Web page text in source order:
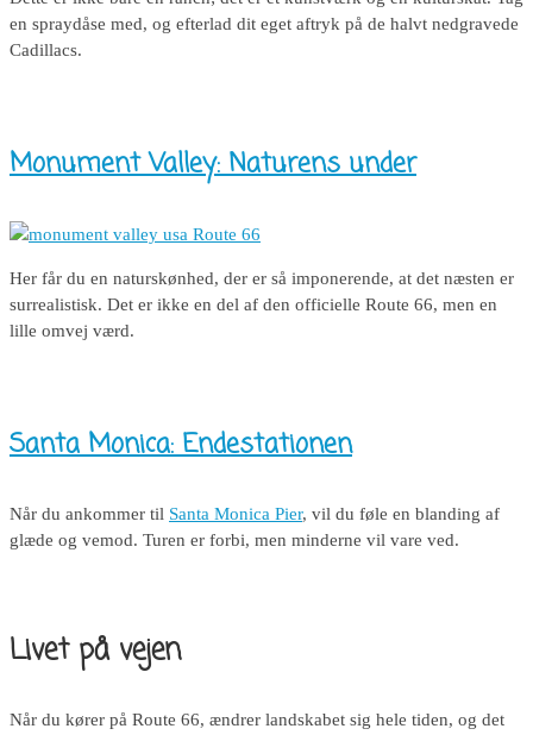
en spraydåse med, og efterlad dit eget aftryk på de halvt nedgravede
Cadillacs.
Monument Valley: Naturens under
Her får du en naturskønhed, der er så imponerende, at det næsten er
surrealistisk. Det er ikke en del af den officielle Route 66, men en
lille omvej værd.
Santa Monica: Endestationen
Når du ankommer til Santa Monica Pier, vil du føle en blanding af
glæde og vemod. Turen er forbi, men minderne vil vare ved.
Livet på vejen
Når du kører på Route 66, ændrer landskabet sig hele tiden, og det